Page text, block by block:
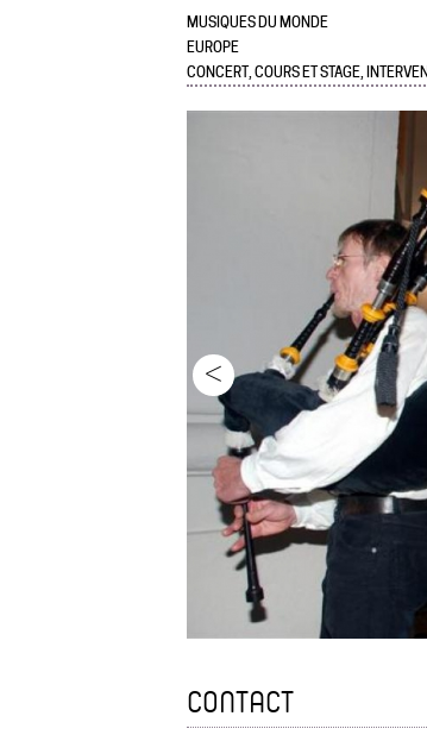
MUSIQUES DU MONDE
EUROPE
CONCERT, COURS ET STAGE,
<
CONTACT